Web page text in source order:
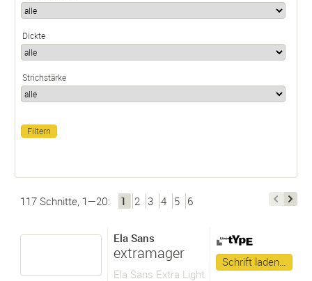
Dickte
Strichstärke
117 Schnitte, 1—20: 1 2 3 4 5 6
Ela Sans
extramager
Ela Sans Extra Light
Schrift laden…